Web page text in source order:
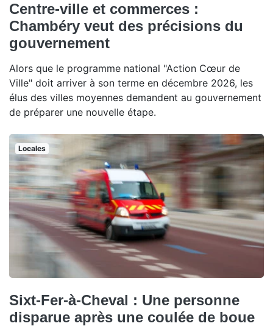
Centre-ville et commerces :
Chambéry veut des précisions du
gouvernement
Alors que le programme national "Action Cœur de
Ville" doit arriver à son terme en décembre 2026, les
élus des villes moyennes demandent au gouvernement
de préparer une nouvelle étape.
Locales
Sixt-Fer-à-Cheval : Une personne
disparue après une coulée de boue